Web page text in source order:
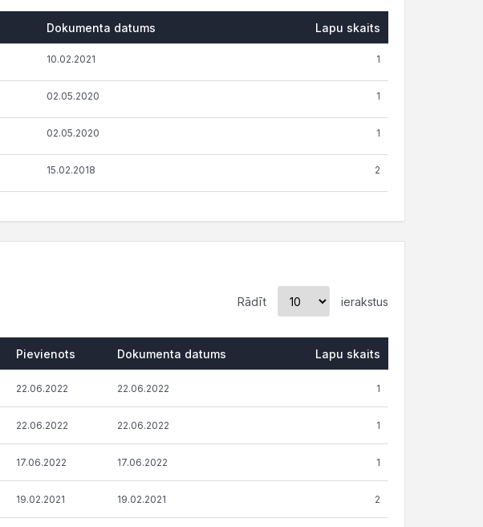
Dokumenta datums Lapu skaits
10.02.2021 1
02.05.2020 1
02.05.2020 1
15.02.2018 2
Rādīt ierakstus
Pievienots Dokumenta datums
Lapu skaits
22.06.2022 22.06.2022 1
22.06.2022 22.06.2022 1
17.06.2022 17.06.2022 1
19.02.2021 19.02.2021 2